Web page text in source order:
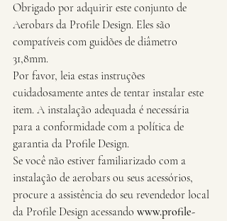
Obrigado por adquirir este conjunto de
Aerobars da Profile Design. Eles são
compatíveis com guidões de diâmetro
31,8mm.
Por favor, leia estas instruções
cuidadosamente antes de tentar instalar este
item. A instalação adequada é necessária
para a conformidade com a política de
garantia da Profile Design.
Se você não estiver familiarizado com a
instalação de aerobars ou seus acessórios,
procure a assistência do seu revendedor local
da Profile Design acessando www.profile-